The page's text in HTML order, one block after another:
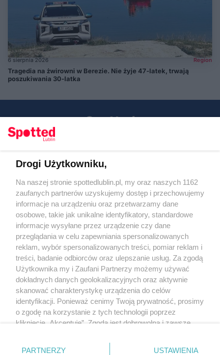
6 sierpnia 2026 Region
Tragedia na żwirowni w Berezie. Nie żyje 47-latek, trwają
poszukiwania 30-latka
KATEGORIE
OGŁOSZENIA
WYDARZENIA
NA SKRÓTY
Regulamin
Polityka prywatności
RODO
Warunki korzystania z treści
Drogi Użytkowniku,
Na naszej stronie spottedlublin.pl, my oraz naszych 1162
zaufanych partnerów uzyskujemy dostęp i przechowujemy
informacje na urządzeniu oraz przetwarzamy dane
osobowe, takie jak unikalne identyfikatory, standardowe
informacje wysyłane przez urządzenie czy dane
przeglądania w celu zapewniania spersonalizowanych
reklam, wybór spersonalizowanych treści, pomiar reklam i
treści, badanie odbiorców oraz ulepszanie usług. Za zgodą
Użytkownika my i Zaufani Partnerzy możemy używać
dokładnych danych geolokalizacyjnych oraz aktywnie
skanować charakterystykę urządzenia do celów
identyfikacji. Ponieważ cenimy Twoją prywatność, prosimy
o zgodę na korzystanie z tych technologii poprzez
kliknięcie „Akceptuję”. Zgoda jest dobrowolna i zawsze
prywatności znajdujący się w lewym dolnym rogu strony
PARTNERZY USTAWIENIA